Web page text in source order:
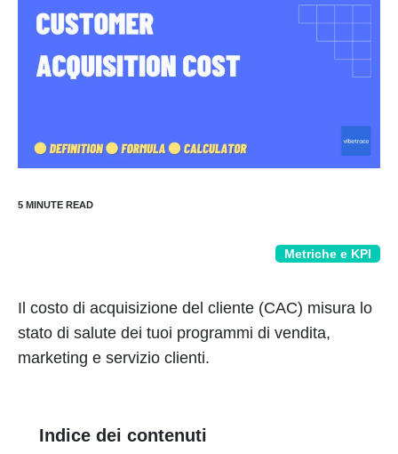
Metriche e KPI
Il costo di acquisizione del cliente (CAC) misura lo
stato di salute dei tuoi programmi di vendita,
marketing e servizio clienti.
Indice dei contenuti